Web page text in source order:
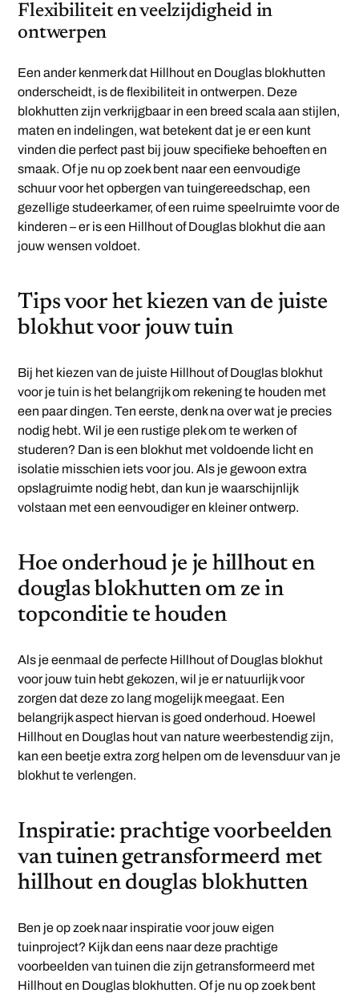
Flexibiliteit en veelzijdigheid in
ontwerpen
Een ander kenmerk dat Hillhout en Douglas blokhutten
onderscheidt, is de flexibiliteit in ontwerpen. Deze
blokhutten zijn verkrijgbaar in een breed scala aan stijlen,
maten en indelingen, wat betekent dat je er een kunt
vinden die perfect past bij jouw specifieke behoeften en
smaak. Of je nu op zoek bent naar een eenvoudige
schuur voor het opbergen van tuingereedschap, een
gezellige studeerkamer, of een ruime speelruimte voor de
kinderen – er is een Hillhout of Douglas blokhut die aan
jouw wensen voldoet.
Tips voor het kiezen van de juiste
blokhut voor jouw tuin
Bij het kiezen van de juiste Hillhout of Douglas blokhut
voor je tuin is het belangrijk om rekening te houden met
een paar dingen. Ten eerste, denk na over wat je precies
nodig hebt. Wil je een rustige plek om te werken of
studeren? Dan is een blokhut met voldoende licht en
isolatie misschien iets voor jou. Als je gewoon extra
opslagruimte nodig hebt, dan kun je waarschijnlijk
volstaan met een eenvoudiger en kleiner ontwerp.
Hoe onderhoud je je hillhout en
douglas blokhutten om ze in
topconditie te houden
Als je eenmaal de perfecte Hillhout of Douglas blokhut
voor jouw tuin hebt gekozen, wil je er natuurlijk voor
zorgen dat deze zo lang mogelijk meegaat. Een
belangrijk aspect hiervan is goed onderhoud. Hoewel
Hillhout en Douglas hout van nature weerbestendig zijn,
kan een beetje extra zorg helpen om de levensduur van je
blokhut te verlengen.
Inspiratie: prachtige voorbeelden
van tuinen getransformeerd met
hillhout en douglas blokhutten
Ben je op zoek naar inspiratie voor jouw eigen
tuinproject? Kijk dan eens naar deze prachtige
voorbeelden van tuinen die zijn getransformeerd met
Hillhout en Douglas blokhutten. Of je nu op zoek bent